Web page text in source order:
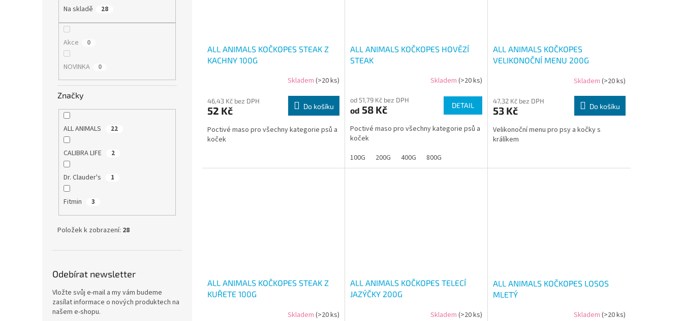
Na skladě 28
Akce 0
NOVINKA 0
Značky
ALL ANIMALS 22
CALIBRA LIFE 2
Dr. Clauder's 1
Fitmin 3
Položek k zobrazení: 28
Odebírat newsletter
Vložte svůj e-mail a my vám budeme
zasílat informace o nových produktech na
našem e-shopu.
ALL ANIMALS KOČKOPES STEAK Z
KACHNY 100G
Skladem (>20 ks)
46,43 Kč bez DPH
52 Kč Do košíku
Poctivé maso pro všechny kategorie psů a
koček
ALL ANIMALS KOČKOPES HOVĚZÍ
STEAK
Skladem (>20 ks)
od 51,79 Kč bez DPH
od 58 Kč DETAIL
Poctivé maso pro všechny kategorie psů a
koček
100G
200G 400G 800G
ALL ANIMALS KOČKOPES
VELIKONOČNÍ MENU 200G
Skladem (>20 ks)
47,32 Kč bez DPH
53 Kč Do košíku
Velikonoční menu pro psy a kočky s
králíkem
ALL ANIMALS KOČKOPES STEAK Z
KUŘETE 100G
Skladem (>20 ks)
ALL ANIMALS KOČKOPES TELECÍ
JAZÝČKY 200G
Skladem (>20 ks)
ALL ANIMALS KOČKOPES LOSOS
MLETÝ
Skladem (>20 ks)